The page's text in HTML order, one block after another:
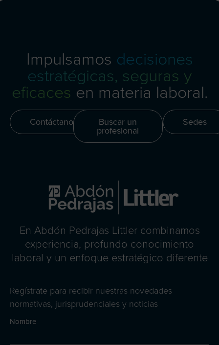
Impulsamos decisiones
estratégicas, seguras y
eficaces en materia laboral.
Contáctanos Buscar un
profesional
Sedes
En Abdón Pedrajas Littler combinamos
experiencia, profundo conocimiento
laboral y un enfoque estratégico diferente
Regístrate para recibir nuestras novedades
normativas, jurisprudenciales y noticias
Nombre